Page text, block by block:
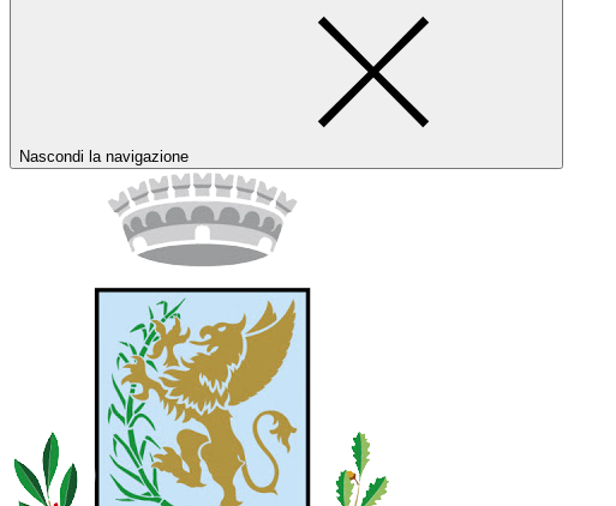
Nascondi la navigazione